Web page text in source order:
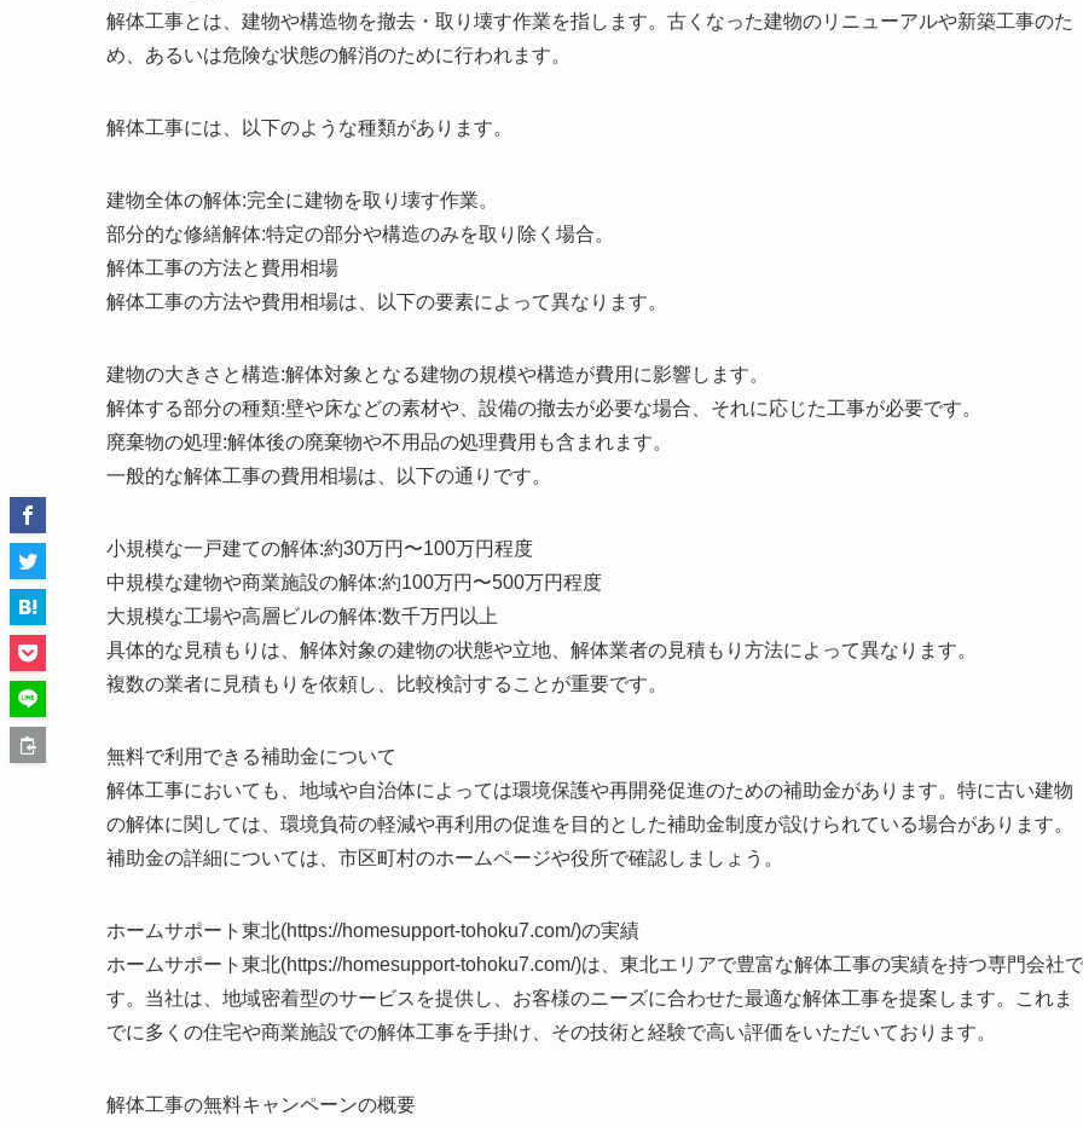
解体工事とは、建物や構造物を撤去・取り壊す作業を指します。古くなった建物のリニューアルや新築工事のた
め、あるいは危険な状態の解消のために行われます。
解体工事には、以下のような種類があります。
建物全体の解体:完全に建物を取り壊す作業。
部分的な修繕解体:特定の部分や構造のみを取り除く場合。
解体工事の方法と費用相場
解体工事の方法や費用相場は、以下の要素によって異なります。
建物の大きさと構造:解体対象となる建物の規模や構造が費用に影響します。
解体する部分の種類:壁や床などの素材や、設備の撤去が必要な場合、それに応じた工事が必要です。
廃棄物の処理:解体後の廃棄物や不用品の処理費用も含まれます。
一般的な解体工事の費用相場は、以下の通りです。
小規模な一戸建ての解体:約30万円〜100万円程度
中規模な建物や商業施設の解体:約100万円〜500万円程度
大規模な工場や高層ビルの解体:数千万円以上
具体的な見積もりは、解体対象の建物の状態や立地、解体業者の見積もり方法によって異なります。
複数の業者に見積もりを依頼し、比較検討することが重要です。
無料で利用できる補助金について
解体工事においても、地域や自治体によっては環境保護や再開発促進のための補助金があります。特に古い建物
の解体に関しては、環境負荷の軽減や再利用の促進を目的とした補助金制度が設けられている場合があります。
補助金の詳細については、市区町村のホームページや役所で確認しましょう。
ホームサポート東北(https://homesupport-tohoku7.com/)の実績
ホームサポート東北(https://homesupport-tohoku7.com/)は、東北エリアで豊富な解体工事の実績を持つ専門会社で
す。当社は、地域密着型のサービスを提供し、お客様のニーズに合わせた最適な解体工事を提案します。これま
でに多くの住宅や商業施設での解体工事を手掛け、その技術と経験で高い評価をいただいております。
解体工事の無料キャンペーンの概要